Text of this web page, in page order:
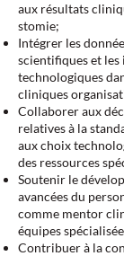
aux résultats
stomie;
Intégrer les
scientifiques et
technologiques
cliniques
Collaborer aux
relatives à la
aux choix
des ressources
Soutenir le
avancées du
comme mentor
équipes
Contribuer à la